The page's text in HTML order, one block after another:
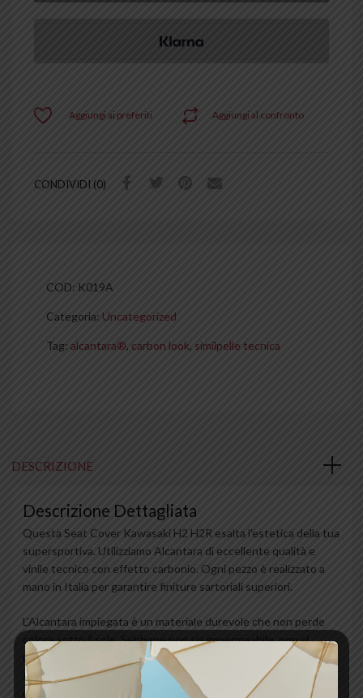
Aggiungi al confronto
Aggiungi ai preferiti
CONDIVIDI (0)
COD: K019A
Categoria: Uncategorized
Tag: alcantara®, carbon look, similpelle tecnica
DESCRIZIONE
Descrizione Dettagliata
Questa Seat Cover Kawasaki H2 H2R esalta l'estetica della tua
supersportiva. Utilizziamo Alcantara di eccellente qualità e
vinile tecnico con effetto carbonio. Ogni pezzo è realizzato a
mano in Italia per garantire finiture sartoriali superiori.
L'Alcantara impiegata è un materiale durevole che non perde
colore sotto il sole. Sebbene non sia impermeabile, non si
rovina affatto a contatto con l'acqua. Per una protezione
totale, è possibile applicare una pellicola sulla gommapiuma
prima del montaggio.